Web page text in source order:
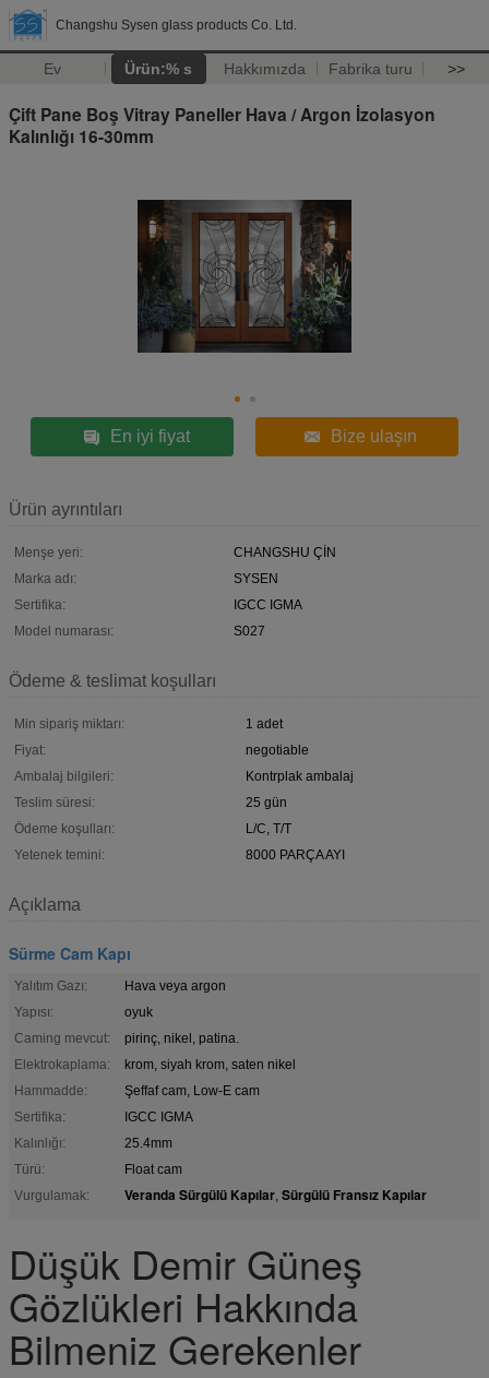
Changshu Sysen glass products Co. Ltd.
Ev Ürün:% s Hakkımızda Fabrika turu >>
Çift Pane Boş Vitray Paneller Hava / Argon İzolasyon
Kalınlığı 16-30mm
En iyi fiyat Bize ulaşın
Ürün ayrıntıları
Menşe yeri:
CHANGSHU ÇİN
Marka adı:
SYSEN
Sertifika:
IGCC IGMA
Model numarası:
S027
Ödeme & teslimat koşulları
Min sipariş miktarı:
1 adet
Fiyat:
negotiable
Ambalaj bilgileri:
Kontrplak ambalaj
Teslim süresi:
25 gün
Ödeme koşulları:
L/C, T/T
Yetenek temini:
8000 PARÇA AYI
Açıklama
Sürme Cam Kapı
Yalıtım Gazı:
Hava veya argon
Yapısı:
oyuk
Caming mevcut:
pirinç, nikel, patina.
Elektrokaplama:
krom, siyah krom, saten nikel
Hammadde:
Şeffaf cam, Low-E cam
Sertifika:
IGCC IGMA
Kalınlığı:
25.4mm
Türü:
Float cam
Vurgulamak:
Veranda Sürgülü Kapılar, Sürgülü Fransız Kapılar
Düşük Demir Güneş
Gözlükleri Hakkında
Bilmeniz Gerekenler